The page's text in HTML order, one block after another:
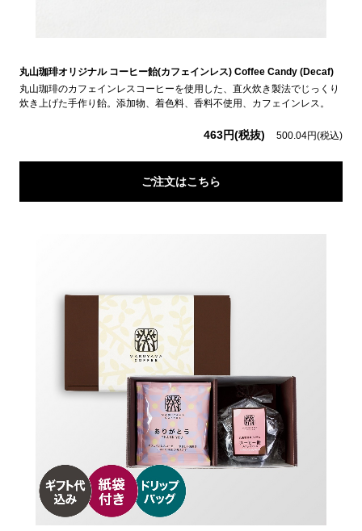
丸山珈琲オリジナル コーヒー飴(カフェインレス) Coffee Candy (Decaf)
丸山珈琲のカフェインレスコーヒーを使用した、直火炊き製法でじっくり
炊き上げた手作り飴。添加物、着色料、香料不使用、カフェインレス。
463円(税抜) 500.04円(税込)
ご注文はこちら